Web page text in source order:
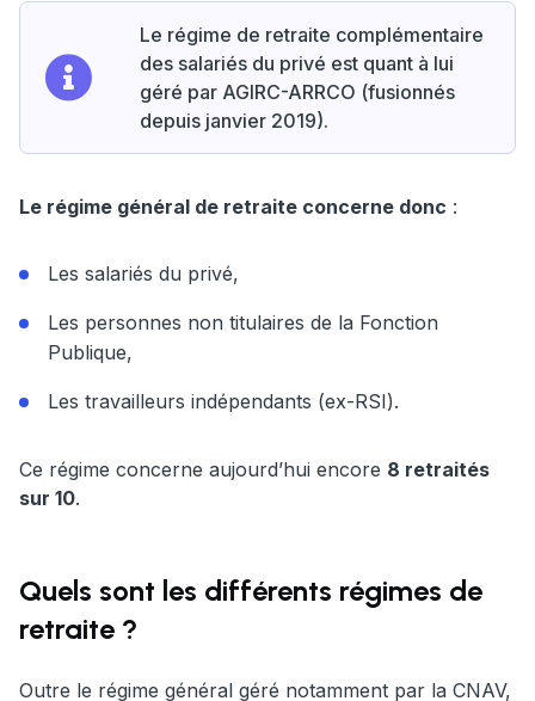
Le régime de retraite complémentaire
des salariés du privé est quant à lui
géré par AGIRC-ARRCO (fusionnés
depuis janvier 2019).
Le régime général de retraite concerne donc :
Les salariés du privé,
Les personnes non titulaires de la Fonction
Publique,
Les travailleurs indépendants (ex-RSI).
Ce régime concerne aujourd’hui encore 8 retraités
sur 10.
Quels sont les différents régimes de
retraite ?
Outre le régime général géré notamment par la CNAV,